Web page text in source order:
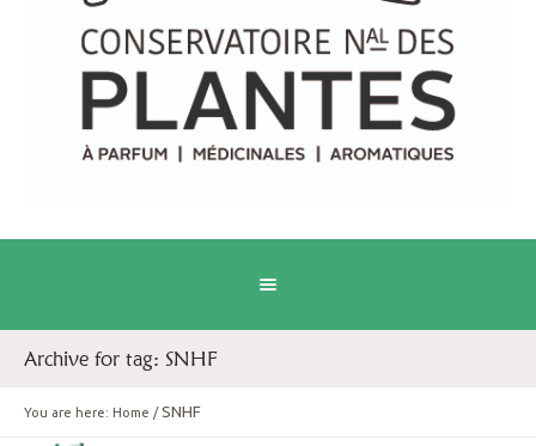
Archive for tag: SNHF
You are here: Home / SNHF